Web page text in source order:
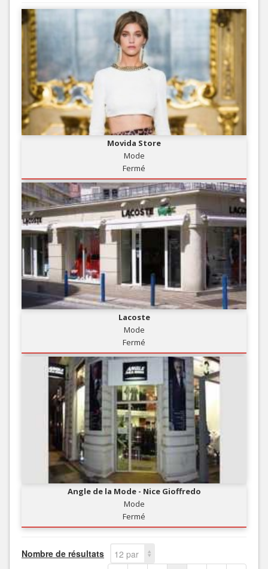
Movida Store
Mode
Fermé
Lacoste
Mode
Fermé
Angle de la Mode - Nice Gioffredo
Mode
Fermé
Nombre de résultats
12 par
page